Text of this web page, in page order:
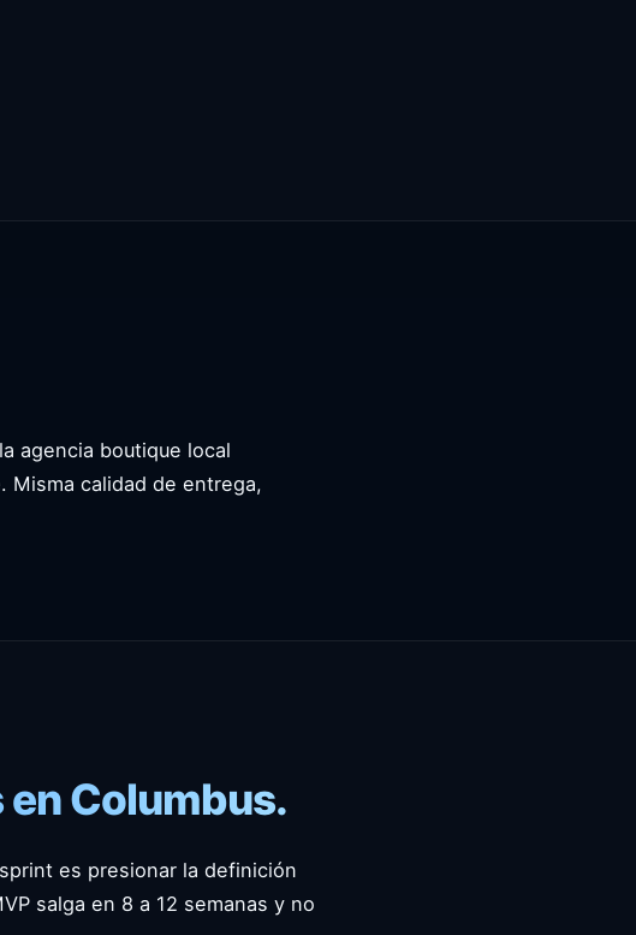
agencia boutique local
Misma calidad de entrega,
Columbus.
es presionar la definición
salga en 8 a 12 semanas y no